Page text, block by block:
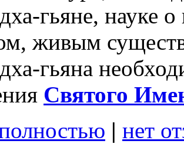
гьяне, науке
живым
гьяна
Святого
| нет